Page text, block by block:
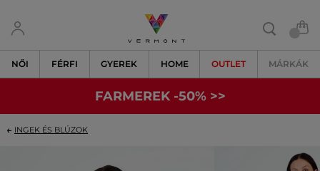
NŐI FÉRFI GYEREK HOME OUTLET MÁRKÁK
FARMEREK -50% >>
INGEK ÉS BLÚZOK